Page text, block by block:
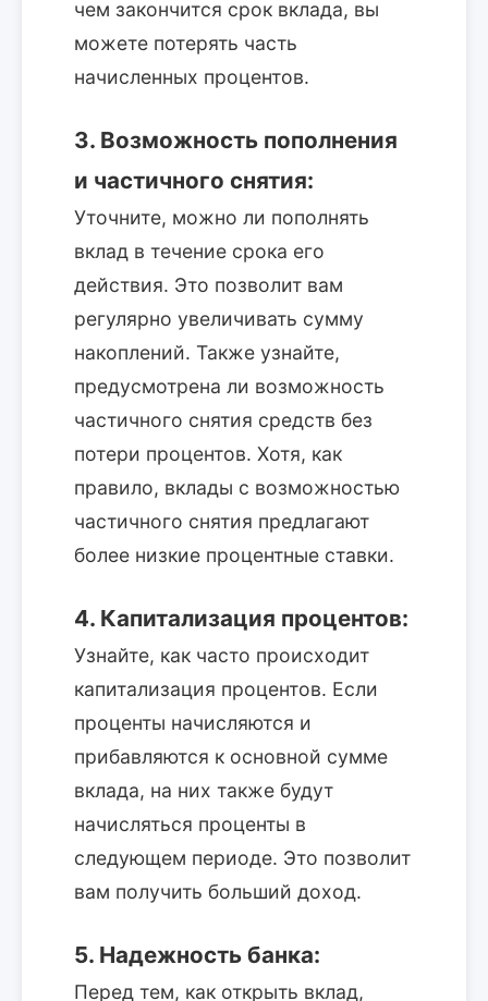
чем закончится срок вклада, вы
можете потерять часть
начисленных процентов.
3. Возможность пополнения
и частичного снятия:
Уточните, можно ли пополнять
вклад в течение срока его
действия. Это позволит вам
регулярно увеличивать сумму
накоплений. Также узнайте,
предусмотрена ли возможность
частичного снятия средств без
потери процентов. Хотя, как
правило, вклады с возможностью
частичного снятия предлагают
более низкие процентные ставки.
4. Капитализация процентов:
Узнайте, как часто происходит
капитализация процентов. Если
проценты начисляются и
прибавляются к основной сумме
вклада, на них также будут
начисляться проценты в
следующем периоде. Это позволит
вам получить больший доход.
5. Надежность банка:
Перед тем, как открыть вклад,